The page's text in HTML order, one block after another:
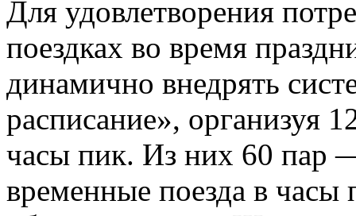
Для удовлетворения
поездках во время
динамично внедрять
расписание», организуя
часы пик. Из них 60 пар
временные поезда в часы